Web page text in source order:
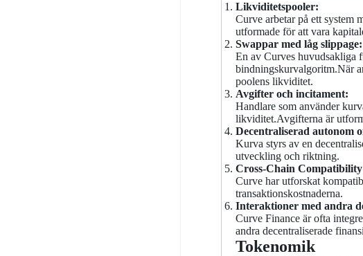
Likviditetspooler:
Curve arbetar på ett system
utformade för att vara
Swappar med låg slippage:
En av Curves huvudsakliga
bindningskurvalgoritm.När
poolens likviditet.
Avgifter och incitament:
Handlare som använder
likviditet.Avgifterna är
Decentraliserad autonom
Kurva styrs av en
utveckling och riktning.
Cross-Chain
Curve har utforskat
transaktionskostnaderna.
Interaktioner med andra
Curve Finance är ofta
andra decentraliserade
Tokenomik